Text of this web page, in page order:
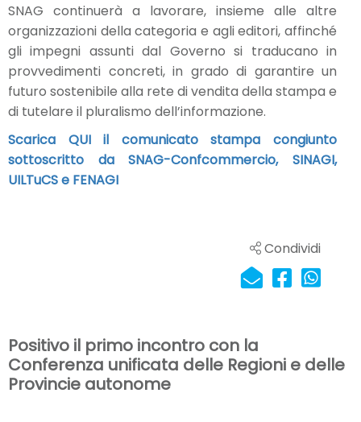
SNAG continuerà a lavorare, insieme alle altre
organizzazioni della categoria e agli editori, affinché
gli impegni assunti dal Governo si traducano in
provvedimenti concreti, in grado di garantire un
futuro sostenibile alla rete di vendita della stampa e
di tutelare il pluralismo dell’informazione.
Scarica QUI il comunicato stampa congiunto
sottoscritto da SNAG-Confcommercio, SINAGI,
UILTuCS e FENAGI
Condividi
Positivo il primo incontro con la
Conferenza unificata delle Regioni e delle
Provincie autonome